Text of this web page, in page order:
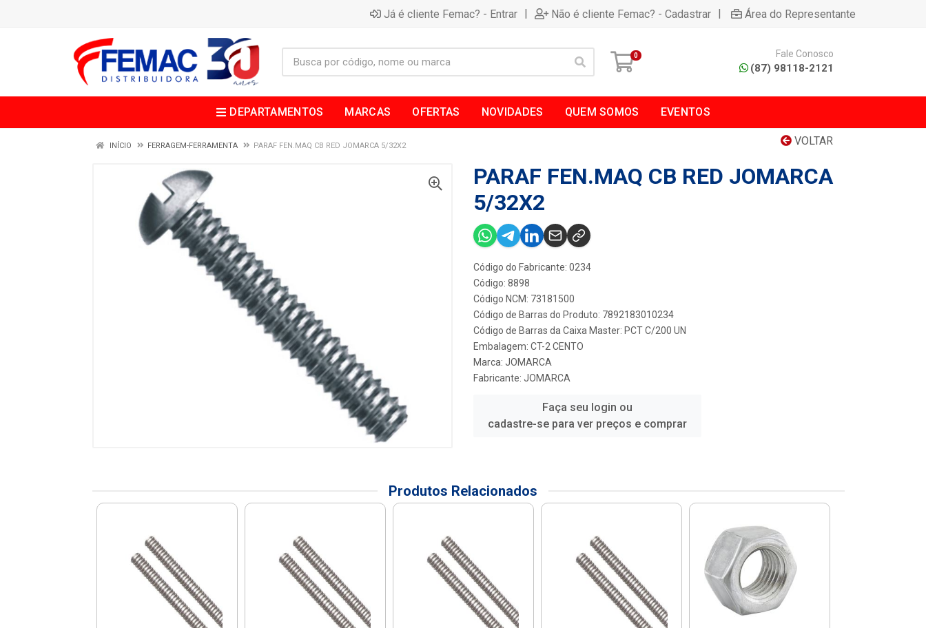
Já é cliente Femac? - Entrar | Não é cliente Femac? - Cadastrar | Área do Representante
0 Fale Conosco
(87) 98118-2121
DEPARTAMENTOS MARCAS OFERTAS NOVIDADES QUEM SOMOS EVENTOS
VOLTAR
INÍCIO FERRAGEM-FERRAMENTA PARAF FEN.MAQ CB RED JOMARCA 5/32X2
PARAF FEN.MAQ CB RED JOMARCA
5/32X2
Código do Fabricante: 0234
Código: 8898
Código NCM: 73181500
Código de Barras do Produto: 7892183010234
Código de Barras da Caixa Master: PCT C/200 UN
Embalagem: CT-2 CENTO
Marca: JOMARCA
Fabricante: JOMARCA
Faça seu login ou
cadastre-se para ver preços e comprar
Produtos Relacionados